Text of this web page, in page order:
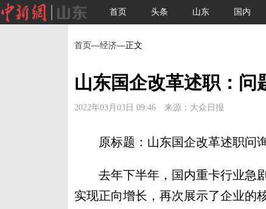
首页 头条 山东 国内
首页—经济—正文
山东国企改革述职：问
2022年03月03日 09:46 来源：大众日报
原标题：山东国企改革述职问询
去年下半年，国内重卡行业急剧
实现正向增长，再次展示了企业的